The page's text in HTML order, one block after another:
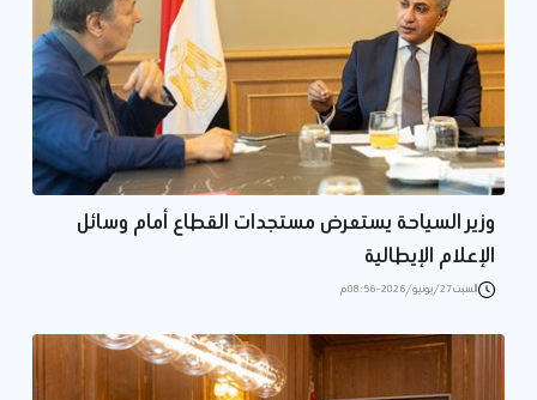
وزير السياحة يستعرض مستجدات القطاع أمام وسائل
الإعلام الإيطالية
السبت 27/يونيو/2026 - 08:56 م